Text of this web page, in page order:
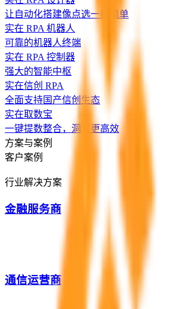
让自动化搭建像点选一样简单
实在 RPA 机器人
可靠的机器人终端
实在 RPA 控制器
强大的智能中枢
实在信创 RPA
全面支持国产信创生态
实在取数宝
一键提数整合，洞察更高效
方案与案例
客户案例
行业解决方案
金融服务商
通信运营商